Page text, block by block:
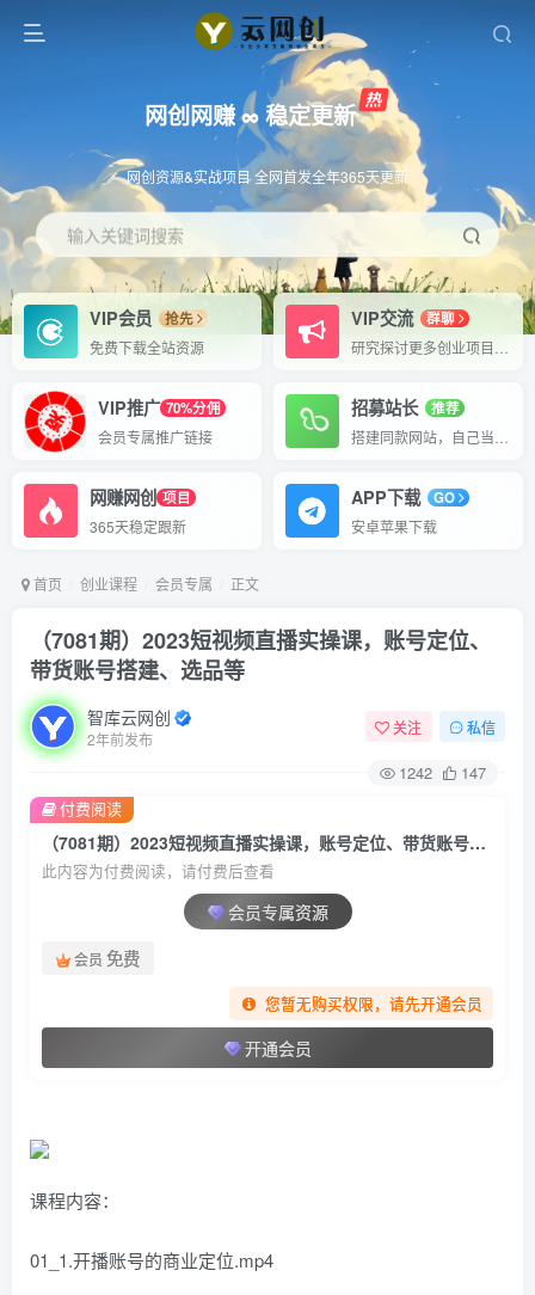
网创网赚 ∞ 稳定更新
网创资源&实战项目 全网首发全年365天更新
输入关键词搜索
VIP会员
抢先
免费下载全站资源
VIP交流
群聊
VIP推广 70%分佣
会员专属推广链接
招募站长
推荐
网赚网创 项目
365天稳定跟新
APP下载
GO
安卓苹果下载
首页 创业课程 会员专属 正文
（7081期）2023短视频直播实操课，账号定位、
带货账号搭建、选品等
智库云网创
2年前发布
关注 私信
1242 147
（7081期）2023短视频直播实操课，账号定位、带货账号搭建、选品等
此内容为付费阅读，请付费后查看
会员专属资源
会员 免费
您暂无购买权限，请先开通会员
开通会员
付费阅读
课程内容：
01_1.开播账号的商业定位.mp4